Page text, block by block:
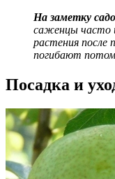
На заметку
саженцы часто
растения после
погибают
Посадка и